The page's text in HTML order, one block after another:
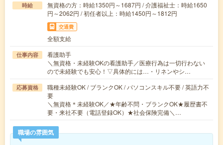
時給
無資格の方：時給1350円～1687円 / 介護福祉士：時給1650
円～2062円 / 初任者以上：時給1450円～1812円
交通費
全額支給
仕事内容
看護助手
＼無資格・未経験OKの看護助手／医療行為は一切行わない
ので未経験でも安心！▽具体的には…・リネンやシ…
応募資格
職種未経験OK / ブランクOK / パソコンスキル不要 / 英語力不
要
＼無資格＊未経験OK／★年齢不問・ブランクOK★履歴書不
要・来社不要（電話登録OK）★社会保険完備＼…
職場の雰囲気